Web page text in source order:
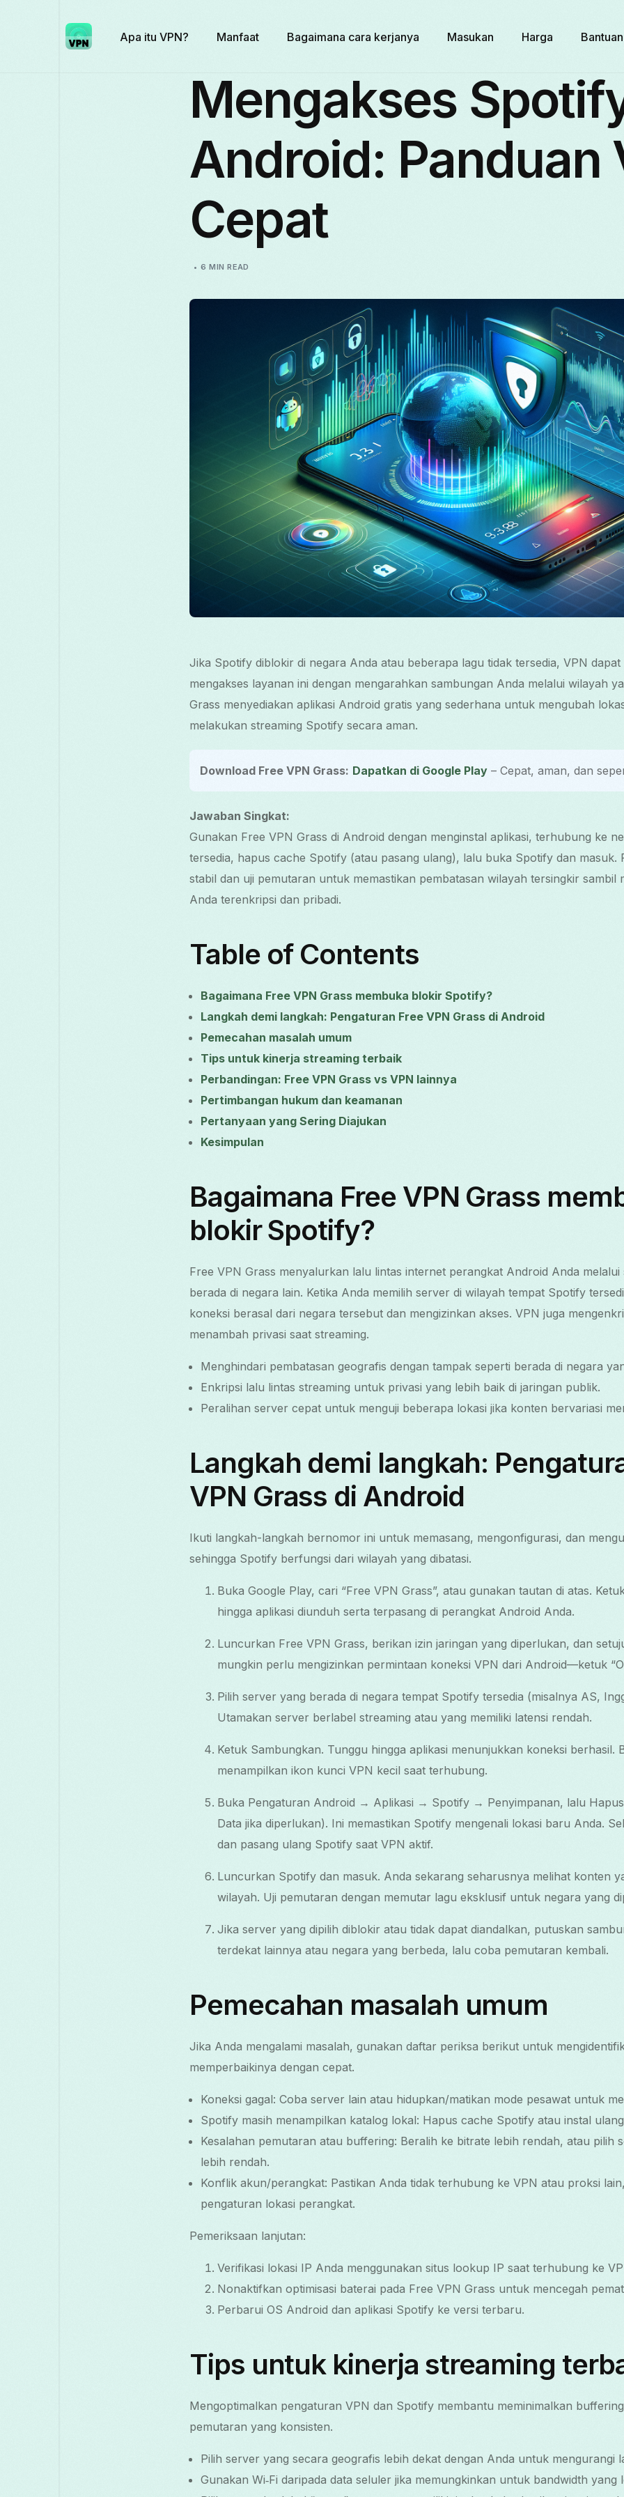
Apa itu VPN? Manfaat Bagaimana cara kerjanya Masukan Harga Bantuan
Mengakses
Android: Panduan
Cepat
6 MIN READ
Jika Spotify diblokir di negara Anda atau beberapa lagu tidak tersedia, VPN
mengakses layanan ini dengan mengarahkan sambungan Anda melalui wilayah
Grass menyediakan aplikasi Android gratis yang sederhana untuk mengubah
melakukan streaming Spotify secara aman.
Download Free VPN Grass: Dapatkan di Google Play – Cepat, aman, dan
Jawaban Singkat:
Gunakan Free VPN Grass di Android dengan menginstal aplikasi, terhubung ke
tersedia, hapus cache Spotify (atau pasang ulang), lalu buka Spotify dan masuk.
stabil dan uji pemutaran untuk memastikan pembatasan wilayah tersingkir sambil
Anda terenkripsi dan pribadi.
Table of Contents
Bagaimana Free VPN Grass membuka blokir Spotify?
Langkah demi langkah: Pengaturan Free VPN Grass di Android
Pemecahan masalah umum
Tips untuk kinerja streaming terbaik
Perbandingan: Free VPN Grass vs VPN lainnya
Pertimbangan hukum dan keamanan
Pertanyaan yang Sering Diajukan
Kesimpulan
Bagaimana Free VPN Grass
blokir Spotify?
Free VPN Grass menyalurkan lalu lintas internet perangkat Android Anda
berada di negara lain. Ketika Anda memilih server di wilayah tempat Spotify
koneksi berasal dari negara tersebut dan mengizinkan akses. VPN juga
menambah privasi saat streaming.
Menghindari pembatasan geografis dengan tampak seperti berada di negara
Enkripsi lalu lintas streaming untuk privasi yang lebih baik di jaringan publik.
Peralihan server cepat untuk menguji beberapa lokasi jika konten bervariasi
Langkah demi langkah:
VPN Grass di Android
Ikuti langkah-langkah bernomor ini untuk memasang, mengonfigurasi, dan
sehingga Spotify berfungsi dari wilayah yang dibatasi.
Buka Google Play, cari “Free VPN Grass”, atau gunakan tautan di atas.
hingga aplikasi diunduh serta terpasang di perangkat Android Anda.
Luncurkan Free VPN Grass, berikan izin jaringan yang diperlukan, dan
mungkin perlu mengizinkan permintaan koneksi VPN dari Android—ketuk
Pilih server yang berada di negara tempat Spotify tersedia (misalnya AS,
Utamakan server berlabel streaming atau yang memiliki latensi rendah.
Ketuk Sambungkan. Tunggu hingga aplikasi menunjukkan koneksi berhasil.
menampilkan ikon kunci VPN kecil saat terhubung.
Buka Pengaturan Android → Aplikasi → Spotify → Penyimpanan, lalu
Data jika diperlukan). Ini memastikan Spotify mengenali lokasi baru Anda.
dan pasang ulang Spotify saat VPN aktif.
Luncurkan Spotify dan masuk. Anda sekarang seharusnya melihat konten
wilayah. Uji pemutaran dengan memutar lagu eksklusif untuk negara yang
Jika server yang dipilih diblokir atau tidak dapat diandalkan, putuskan
terdekat lainnya atau negara yang berbeda, lalu coba pemutaran kembali.
Pemecahan masalah umum
Jika Anda mengalami masalah, gunakan daftar periksa berikut untuk
memperbaikinya dengan cepat.
Koneksi gagal: Coba server lain atau hidupkan/matikan mode pesawat untuk
Spotify masih menampilkan katalog lokal: Hapus cache Spotify atau instal
Kesalahan pemutaran atau buffering: Beralih ke bitrate lebih rendah, atau pilih
lebih rendah.
Konflik akun/perangkat: Pastikan Anda tidak terhubung ke VPN atau proksi
pengaturan lokasi perangkat.
Pemeriksaan lanjutan:
Verifikasi lokasi IP Anda menggunakan situs lookup IP saat terhubung ke
Nonaktifkan optimisasi baterai pada Free VPN Grass untuk mencegah
Perbarui OS Android dan aplikasi Spotify ke versi terbaru.
Tips untuk kinerja streaming
Mengoptimalkan pengaturan VPN dan Spotify membantu meminimalkan
pemutaran yang konsisten.
Pilih server yang secara geografis lebih dekat dengan Anda untuk mengurangi
Gunakan Wi‑Fi daripada data seluler jika memungkinkan untuk bandwidth yang